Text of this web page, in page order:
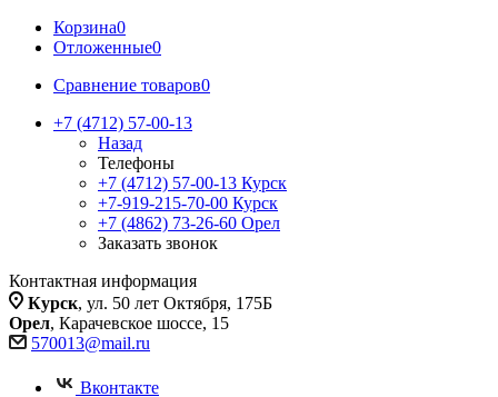
Корзина0
Отложенные0
Сравнение товаров0
+7 (4712) 57-00-13
Назад
Телефоны
+7 (4712) 57-00-13 Курск
+7-919-215-70-00 Курск
+7 (4862) 73-26-60 Орел
Заказать звонок
Контактная информация
Курск, ул. 50 лет Октября, 175Б
Орел, Карачевское шоссе, 15
570013@mail.ru
Вконтакте